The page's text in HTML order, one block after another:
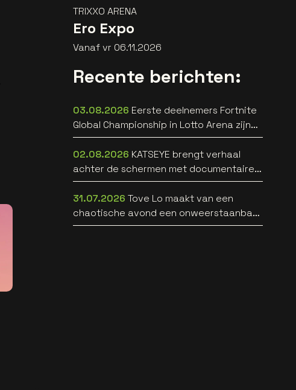
TRIXXO ARENA
Ero Expo
Vanaf vr 06.11.2026
Recente berichten:
03.08.2026 Eerste deelnemers Fortnite
Global Championship in Lotto Arena zijn
bekend
02.08.2026 KATSEYE brengt verhaal
achter de schermen met documentaire
WILD HEARTS [trailer]
31.07.2026 Tove Lo maakt van een
chaotische avond een onweerstaanbare
popsong